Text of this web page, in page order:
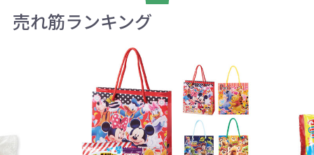
売れ筋ランキング